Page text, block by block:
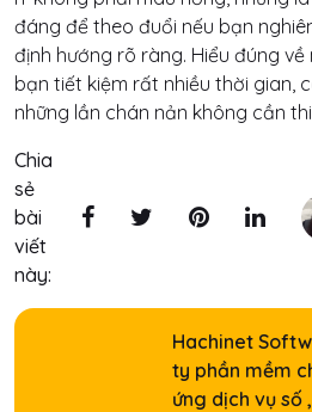
đáng để theo đuổi nếu bạn
định hướng rõ ràng. Hiểu đúng về
bạn tiết kiệm rất nhiều thời gian,
những lần chán nản không cần
Chia
sẻ
bài
viết
này:
Hachinet
ty phần mềm
ứng dịch vụ số